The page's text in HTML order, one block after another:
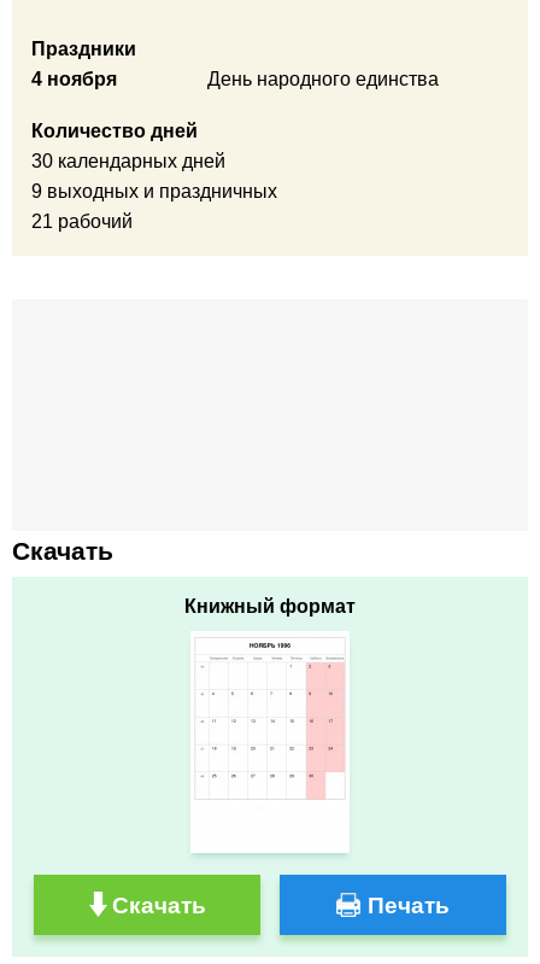
Праздники
4 ноября
День народного единства
Количество дней
30 календарных дней
9 выходных и праздничных
21 рабочий
Скачать
Книжный формат
Скачать Печать